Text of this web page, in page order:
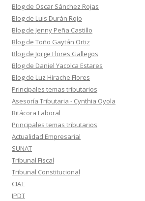
Blog de Oscar Sánchez Rojas
Blog de Luis Durán Rojo
Blog de Jenny Peña Castillo
Blog de Toño Gaytán Ortiz
Blog de Jorge Flores Gallegos
Blog de Daniel Yacolca Estares
Blog de Luz Hirache Flores
Principales temas tributarios
Asesoría Tributaria - Cynthia Oyola
Bitácora Laboral
Principales temas tributarios
Actualidad Empresarial
SUNAT
Tribunal Fiscal
Tribunal Constitucional
CIAT
IPDT